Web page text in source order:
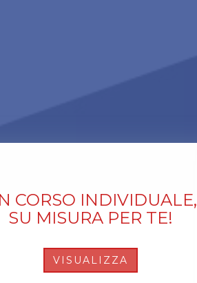
CORSO INDIVIDUALE,
SU MISURA PER TE!
VISUALIZZA